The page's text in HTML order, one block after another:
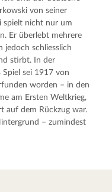
von seiner
spielt nicht nur um
Er überlebt mehrere
jedoch schliesslich
stirbt. In der
Spiel sei 1917 von
worden – in den
am Ersten Weltkrieg,
auf dem Rückzug war.
– zumindest